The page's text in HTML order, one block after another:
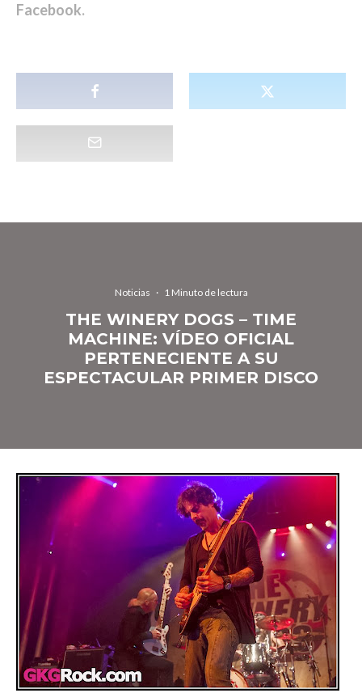
Facebook.
Noticias · 1 Minuto de lectura
THE WINERY DOGS – TIME
MACHINE: VÍDEO OFICIAL
PERTENECIENTE A SU
ESPECTACULAR PRIMER DISCO